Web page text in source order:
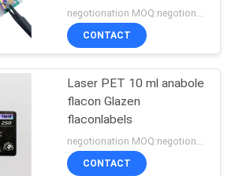
van het
27
CONTACT
Laser PET 10 ml anabole
flacon Glazen
flaconlabels
CONTACT